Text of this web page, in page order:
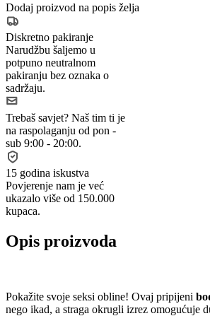
Dodaj proizvod na popis želja
Diskretno pakiranje
Narudžbu šaljemo u
potpuno neutralnom
pakiranju bez oznaka o
sadržaju.
Trebaš savjet? Naš tim ti je
na raspolaganju od pon -
sub 9:00 - 20:00.
15 godina iskustva
Povjerenje nam je već
ukazalo više od 150.000
kupaca.
Opis proizvoda
Pokažite svoje seksi obline! Ovaj pripijeni
nego ikad, a straga okrugli izrez omogućuje